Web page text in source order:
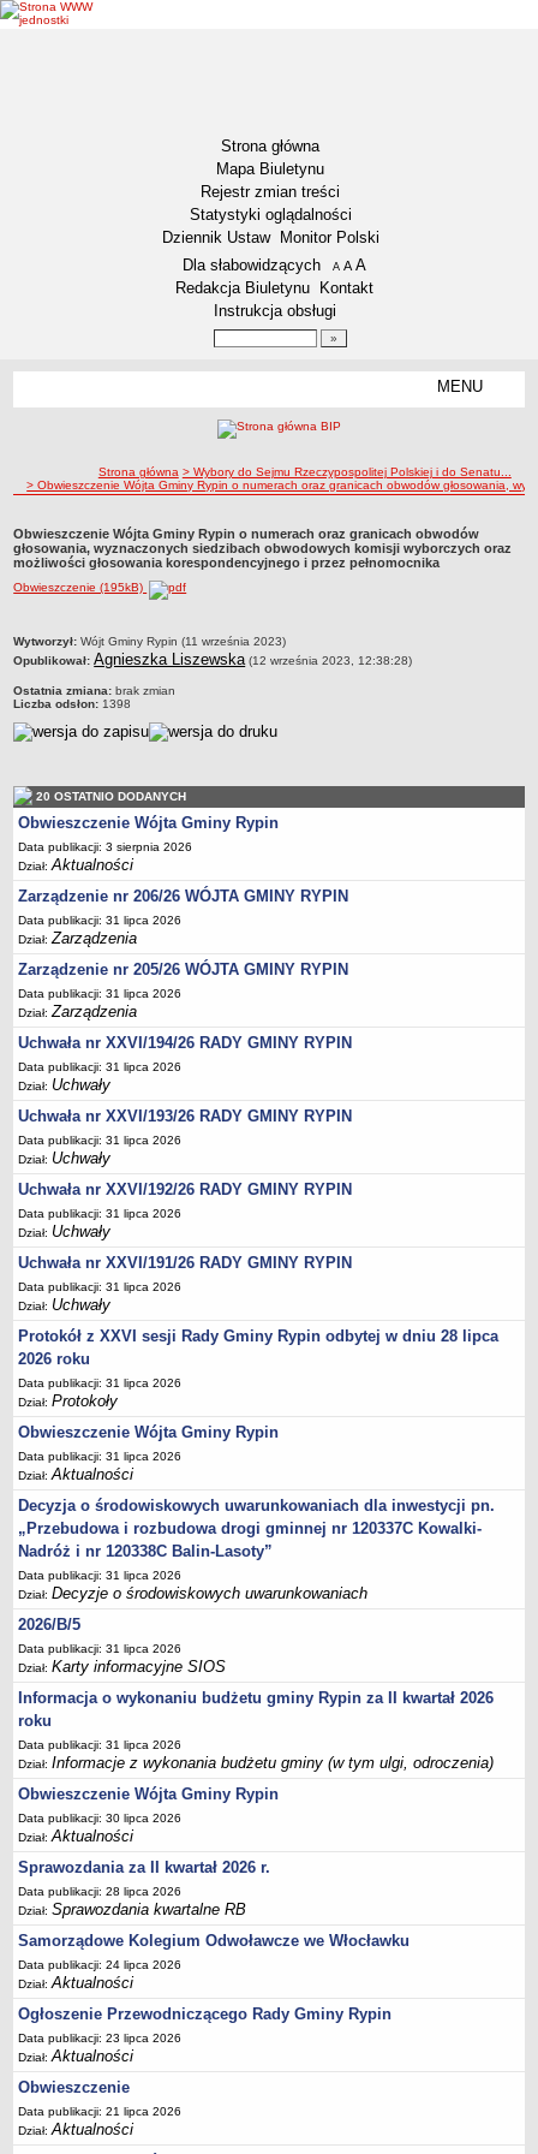
Strona główna
Mapa Biuletynu
Rejestr zmian treści
Statystyki oglądalności
Dziennik Ustaw
Monitor Polski
Menu dodatkowe
Dla słabowidzących A pomniejsz czcionkę
A standardowy rozmiar czcionki
A
Redakcja Biuletynu
Kontakt
Instrukcja obsługi
MENU
Status gminy
Lokalizacja
Insygnia gminy
Dane statystyczne
Zadania publiczne
Realizacja zadań publicznych
Rejestr zbiorów danych osobowych
Rejestr instytucji kultury
URZĄD GMINY
Dane teleadresowe
Tabela informacyjna
Czas pracy urzędu
Nr konta bankowego, NIP, REGON
Pracownicy urzędu - urząd gminy
Pracownicy urzędu - baza magazynowo - warsztatowa
Kompetencje referatów
Regulamin organizacyjny
Regulamin naboru na wolne stanowiska urzędnicze
Ogłoszenia o naborze na wolne stanowiska urzędnicze
Lista kandydatów spełniających wymagania formalne w naborach na
wolne stanowiska urzędnicze
Wyniki naboru na wolne stanowiska urzędnicze
Petycje
Sygnaliści
Galeria
Raporty o stanie dostępności
Wnioski
WŁADZE I STRUKTURA
Struktura organizacyjna
Rada gminy
Wójt
Urząd gminy
Jednostki organizacyjne, GOPS, Instytucja kultury, OSP
Jednostki pomocnicze - sołectwa
Plan pracy komisji rewizyjnej
Sesje Rady Gminy Rypin
PRAWO LOKALNE
Statut
Strategia rozwoju
Uchwały
Projekty uchwał
Protokoły
Imienne wykazy głosowań radnych
Postać dokumentów
Akty Prawne, Dzienniki Ustaw, Monitory Polskie
Prawo miejscowe
Zarządzenia
Studium uwarunkowań i kierunków zagospodarowania
przestrzennego
Dane przestrzenne - MPZP
Stałe obwody głosowania, numery, granice oraz siedziby
obwodowych komisji wyborczych, opis granic okręgów wyborczych
Plan ogólny gminy Rypin
ścieżka nawigacji
Strona główna > Wybory do Sejmu Rzeczypospolitej Polskiej i do Senatu...
> Obwieszczenie Wójta Gminy Rypin o numerach oraz granicach obwodów głosowania,
Obwieszczenie Wójta Gminy Rypin o numerach oraz granicach obwodów
głosowania, wyznaczonych siedzibach obwodowych komisji wyborczych oraz
możliwości głosowania korespondencyjnego i przez pełnomocnika
Obwieszczenie (195kB)
metryczka
Wytworzył: Wójt Gminy Rypin (11 września 2023)
Opublikował: Agnieszka Liszewska(12 września 2023, 12:38:28)
Ostatnia zmiana: brak zmian
Liczba odsłon: 1398
20 OSTATNIO DODANYCH
Obwieszczenie Wójta Gminy Rypin
Data publikacji: 3 sierpnia 2026
Dział:Aktualności
Zarządzenie nr 206/26 WÓJTA GMINY RYPIN
Data publikacji: 31 lipca 2026
Dział:Zarządzenia
Zarządzenie nr 205/26 WÓJTA GMINY RYPIN
Data publikacji: 31 lipca 2026
Dział:Zarządzenia
Uchwała nr XXVI/194/26 RADY GMINY RYPIN
Data publikacji: 31 lipca 2026
Dział: Uchwały
Uchwała nr XXVI/193/26 RADY GMINY RYPIN
Data publikacji: 31 lipca 2026
Dział: Uchwały
Uchwała nr XXVI/192/26 RADY GMINY RYPIN
Data publikacji: 31 lipca 2026
Dział: Uchwały
Uchwała nr XXVI/191/26 RADY GMINY RYPIN
Data publikacji: 31 lipca 2026
Dział: Uchwały
Protokół z XXVI sesji Rady Gminy Rypin odbytej w dniu 28 lipca
2026 roku
Data publikacji: 31 lipca 2026
Dział:Protokoły
Obwieszczenie Wójta Gminy Rypin
Data publikacji: 31 lipca 2026
Dział:Aktualności
Decyzja o środowiskowych uwarunkowaniach dla inwestycji pn.
„Przebudowa i rozbudowa drogi gminnej nr 120337C Kowalki-
Nadróż i nr 120338C Balin-Lasoty”
Data publikacji: 31 lipca 2026
Dział:Decyzje o środowiskowych uwarunkowaniach
2026/B/5
Data publikacji: 31 lipca 2026
Dział:Karty informacyjne SIOS
Informacja o wykonaniu budżetu gminy Rypin za II kwartał 2026
roku
Data publikacji: 31 lipca 2026
Dział:Informacje z wykonania budżetu gminy (w tym ulgi, odroczenia)
Obwieszczenie Wójta Gminy Rypin
Data publikacji: 30 lipca 2026
Dział:Aktualności
Sprawozdania za II kwartał 2026 r.
Data publikacji: 28 lipca 2026
Dział:Sprawozdania kwartalne RB
Samorządowe Kolegium Odwoławcze we Włocławku
Data publikacji: 24 lipca 2026
Dział:Aktualności
Ogłoszenie Przewodniczącego Rady Gminy Rypin
Data publikacji: 23 lipca 2026
Dział:Aktualności
Obwieszczenie
Data publikacji: 21 lipca 2026
Dział:Aktualności